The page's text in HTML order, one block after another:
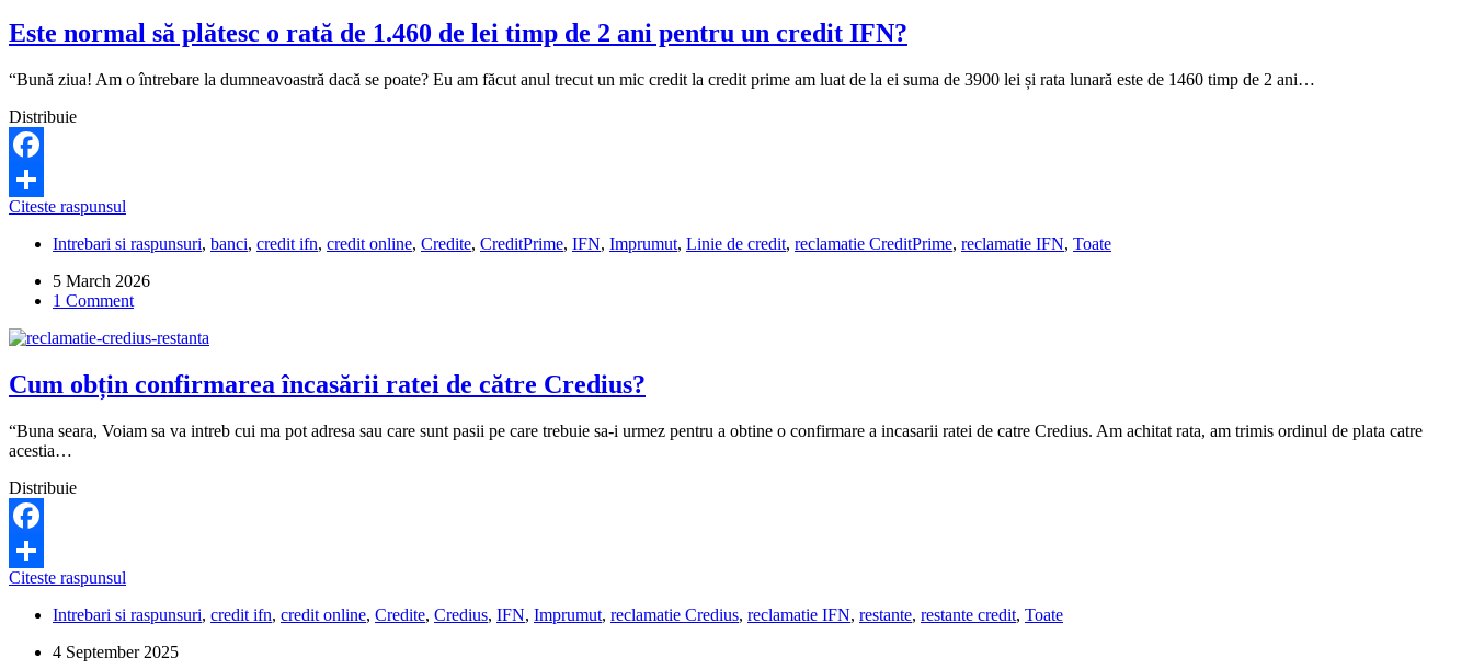
de
la
IFN-
ul
lei?
Este normal să plătesc o rată de 1.460 de lei timp de 2 ani pentru un credit IFN?
“Bună ziua! Am o întrebare la dumneavoastră dacă se poate? Eu am făcut anul trecut un mic credit la credit prime am luat de la ei suma de 3900 lei și rata lunară este de 1460 timp de 2 ani…
Distribuie
Facebook
Share
Citeste raspunsul
să
o
rată
1.460
lei
timp
2
Intrebari si raspunsuri, banci, credit ifn, credit online, Credite, CreditPrime, IFN, Imprumut, Linie de credit, reclamatie CreditPrime, reclamatie IFN, Toate
5 March 2026
1 Comment
Cum obțin confirmarea încasării ratei de către Credius?
“Buna seara, Voiam sa va intreb cui ma pot adresa sau care sunt pasii pe care trebuie sa-i urmez pentru a obtine o confirmare a incasarii ratei de catre Credius. Am achitat rata, am trimis ordinul de plata catre
acestia…
Distribuie
Facebook
Share
Citeste raspunsul
confirmarea
ratei
Intrebari si raspunsuri, credit ifn, credit online, Credite, Credius, IFN, Imprumut, reclamatie Credius, reclamatie IFN, restante, restante credit, Toate
4 September 2025